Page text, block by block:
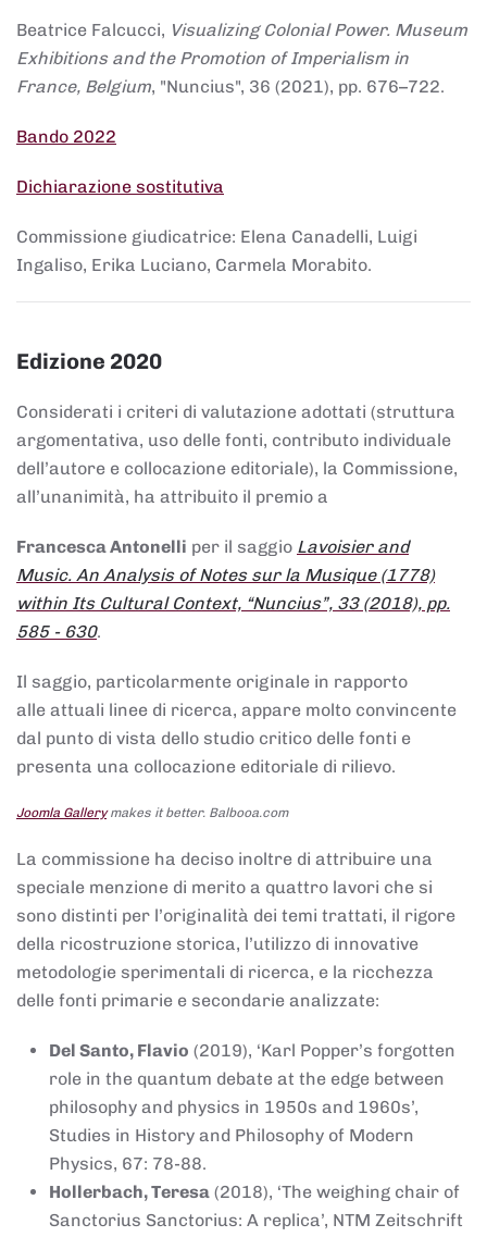
Beatrice Falcucci, Visualizing Colonial Power. Museum
Exhibitions and the Promotion of Imperialism in
France, Belgium, "Nuncius", 36 (2021), pp. 676–722.
Bando 2022
Dichiarazione sostitutiva
Commissione giudicatrice: Elena Canadelli, Luigi
Ingaliso, Erika Luciano, Carmela Morabito.
Edizione 2020
Considerati i criteri di valutazione adottati (struttura
argomentativa, uso delle fonti, contributo individuale
dell’autore e collocazione editoriale), la Commissione,
all’unanimità, ha attribuito il premio a
Francesca Antonelli per il saggio Lavoisier and
Music. An Analysis of Notes sur la Musique (1778)
within Its Cultural Context, “Nuncius”, 33 (2018), pp.
585 - 630.
Il saggio, particolarmente originale in rapporto
alle attuali linee di ricerca, appare molto convincente
dal punto di vista dello studio critico delle fonti e
presenta una collocazione editoriale di rilievo.
Joomla Gallerymakes it better. Balbooa.com
La commissione ha deciso inoltre di attribuire una
speciale menzione di merito a quattro lavori che si
sono distinti per l’originalità dei temi trattati, il rigore
della ricostruzione storica, l’utilizzo di innovative
metodologie sperimentali di ricerca, e la ricchezza
delle fonti primarie e secondarie analizzate:
Del Santo, Flavio (2019), ‘Karl Popper’s forgotten
role in the quantum debate at the edge between
philosophy and physics in 1950s and 1960s’,
Studies in History and Philosophy of Modern
Physics, 67: 78-88.
Hollerbach, Teresa (2018), ‘The weighing chair of
Sanctorius Sanctorius: A replica’, NTM Zeitschrift